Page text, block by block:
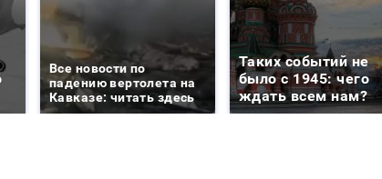
Все новости по
падению вертолета на
Кавказе: читать здесь
Таких событий не
было с 1945: чего
ждать всем нам?